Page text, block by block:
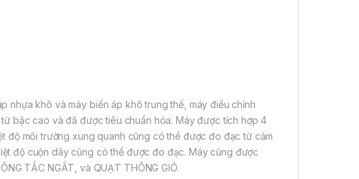
nhựa khô và máy biến áp khô trung thế, máy điều chỉnh
bậc cao và đã được tiêu chuẩn hóa. Máy được tích hợp 4
độ môi trường xung quanh cũng có thể được đo đạc từ cảm
độ cuộn dây cũng có thể được đo đạc. Máy cũng được
TẮC NGẮT, và QUẠT THÔNG GIÓ.